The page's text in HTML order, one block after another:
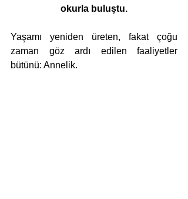
okurla buluştu.
Yaşamı yeniden üreten, fakat çoğu
zaman göz ardı edilen faaliyetler
bütünü: Annelik.